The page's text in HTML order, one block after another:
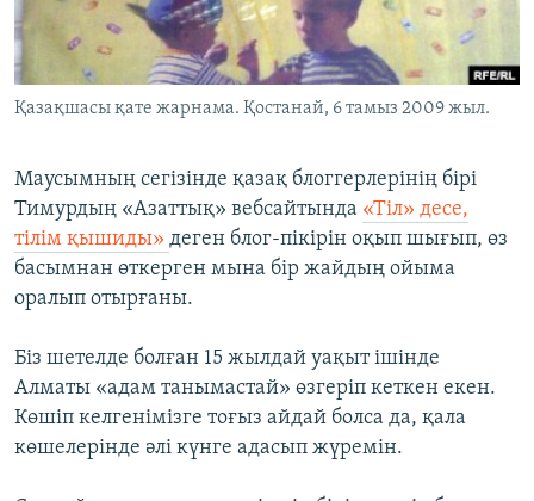
ЖАЗЫЛЫҢЫЗ
Қазақшасы қате жарнама. Қостанай, 6 тамыз 2009 жыл.
Маусымның сегізінде қазақ блоггерлерінің бірі
Тимурдың «Азаттық» вебсайтында «Тіл» десе,
тілім қышиды» деген блог-пікірін оқып шығып, өз
басымнан өткерген мына бір жайдың ойыма
оралып отырғаны.
Біз шетелде болған 15 жылдай уақыт ішінде
Алматы «адам танымастай» өзгеріп кеткен екен.
Көшіп келгенімізге тоғыз айдай болса да, қала
көшелерінде әлі күнге адасып жүремін.